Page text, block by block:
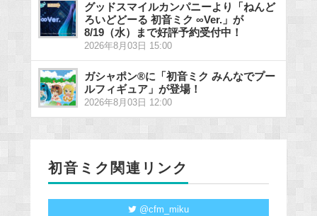
グッドスマイルカンパニーより「ねんど
ろいどどーる 初音ミク ∞Ver.」が
8/19（水）まで好評予約受付中！
2026年8月03日 15:00
ガシャポン®に「初音ミク みんなでプー
ルフィギュア」が登場！
2026年8月03日 12:00
初音ミク関連リンク
@cfm_miku